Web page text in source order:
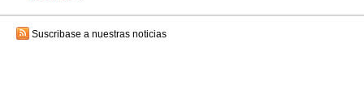
Suscribase a nuestras noticias